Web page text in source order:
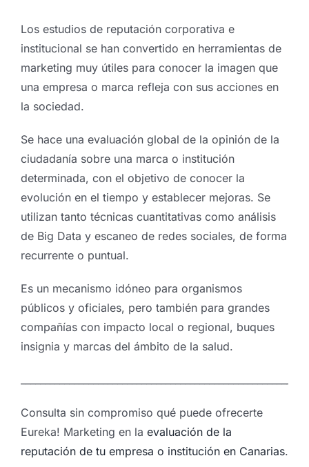
Los estudios de reputación corporativa e
institucional se han convertido en herramientas de
marketing muy útiles para conocer la imagen que
una empresa o marca refleja con sus acciones en
la sociedad.
Se hace una evaluación global de la opinión de la
ciudadanía sobre una marca o institución
determinada, con el objetivo de conocer la
evolución en el tiempo y establecer mejoras. Se
utilizan tanto técnicas cuantitativas como análisis
de Big Data y escaneo de redes sociales, de forma
recurrente o puntual.
Es un mecanismo idóneo para organismos
públicos y oficiales, pero también para grandes
compañías con impacto local o regional, buques
insignia y marcas del ámbito de la salud.
Consulta sin compromiso qué puede ofrecerte
Eureka! Marketing en la evaluación de la
reputación de tu empresa o institución en Canarias.